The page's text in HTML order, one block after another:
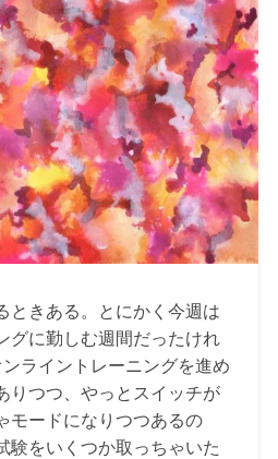
ときある。とにかく今週は
グに勤しむ週間だったけれ
ライントレーニングを進め
りつつ、やっとスイッチが
モードになりつつあるの
験をいくつか取っちゃいた